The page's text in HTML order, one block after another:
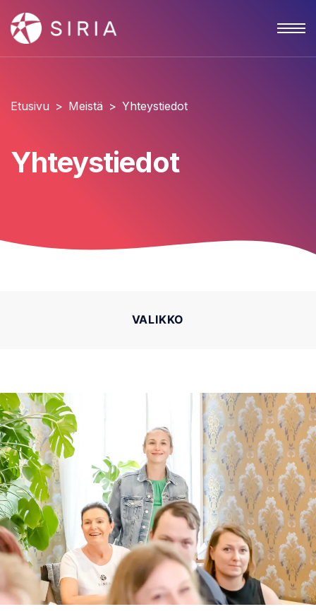
Etusivu > Meistä > Yhteystiedot
Yhteystiedot
VALIKKO